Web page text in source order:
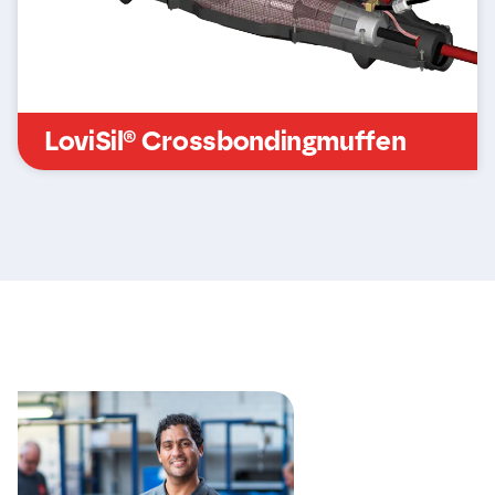
LoviSil® Crossbondingmuffen